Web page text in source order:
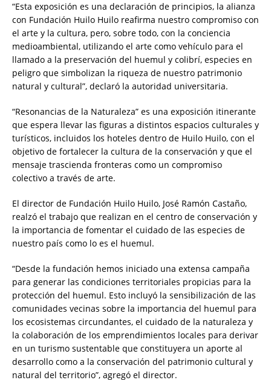
“Esta exposición es una declaración de principios, la alianza
con Fundación Huilo Huilo reafirma nuestro compromiso con
el arte y la cultura, pero, sobre todo, con la conciencia
medioambiental, utilizando el arte como vehículo para el
llamado a la preservación del huemul y colibrí, especies en
peligro que simbolizan la riqueza de nuestro patrimonio
natural y cultural”, declaró la autoridad universitaria.
“Resonancias de la Naturaleza” es una exposición itinerante
que espera llevar las figuras a distintos espacios culturales y
turísticos, incluidos los hoteles dentro de Huilo Huilo, con el
objetivo de fortalecer la cultura de la conservación y que el
mensaje trascienda fronteras como un compromiso
colectivo a través de arte.
El director de Fundación Huilo Huilo, José Ramón Castaño,
realzó el trabajo que realizan en el centro de conservación y
la importancia de fomentar el cuidado de las especies de
nuestro país como lo es el huemul.
“Desde la fundación hemos iniciado una extensa campaña
para generar las condiciones territoriales propicias para la
protección del huemul. Esto incluyó la sensibilización de las
comunidades vecinas sobre la importancia del huemul para
los ecosistemas circundantes, el cuidado de la naturaleza y
la colaboración de los emprendimientos locales para derivar
en un turismo sustentable que constituyera un aporte al
desarrollo como a la conservación del patrimonio cultural y
natural del territorio”, agregó el director.